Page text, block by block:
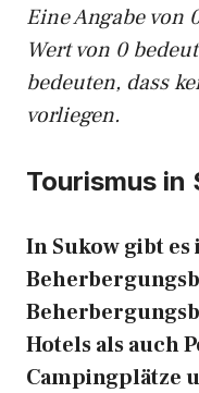
Eine Angabe von
Wert von 0
bedeuten, dass
vorliegen.
Tourismus in
In Sukow gibt es
Hotels als auch
Campingplätze